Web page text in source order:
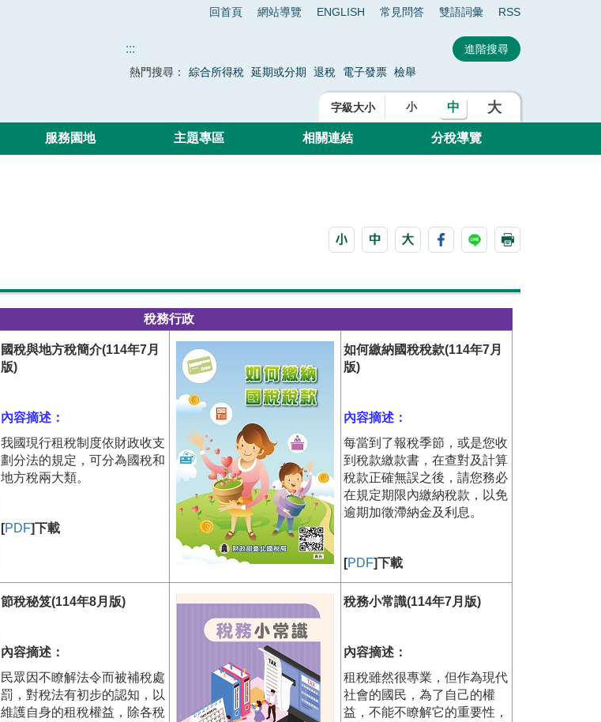
回首頁 網站導覽 ENGLISH 常見問答 雙語詞彙 RSS
:::
熱門搜尋： 綜合所得稅 延期或分期 退稅 電子發票 檢舉
字級大小 小 中 大
服務園地 主題專區 相關連結 分稅導覽
稅務行政
國稅與地方稅簡介(114年7月
版)
內容摘述：
我國現行租稅制度依財政收支
劃分法的規定，可分為國稅和
地方稅兩大類。
[PDF]下載
如何繳納國稅稅款(114年7月
版)
內容摘述：
每當到了報稅季節，或是您收
到稅款繳款書，在查對及計算
稅款正確無誤之後，請您務必
在規定期限內繳納稅款，以免
逾期加徵滯納金及利息。
[PDF]下載
節稅秘笈(114年8月版)
內容摘述：
民眾因不瞭解法令而被補稅處
罰，對稅法有初步的認知，以
維護自身的租稅權益，除各稅
稅務小常識(114年7月版)
內容摘述：
租稅雖然很專業，但作為現代
社會的國民，為了自己的權
益，不能不瞭解它的重要性，